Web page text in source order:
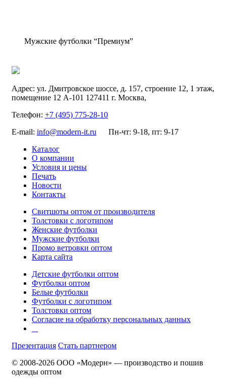
Мужские футболки “Премиум”
Адрес: ул. Дмитровское шоссе, д. 157, строение 12, 1 этаж,
помещение 12 А-101 127411 г. Москва,
Телефон: +7 (495) 775-28-10
E-mail: info@modern-it.ru
Пн-чт: 9-18, пт: 9-17
Каталог
О компании
Условия и цены
Печать
Новости
Контакты
Свитшоты оптом от производителя
Толстовки с логотипом
Женские футболки
Мужские футболки
Промо ветровки оптом
Карта сайта
Детские футболки оптом
Футболки оптом
Белые футболки
Футболки с логотипом
Толстовки оптом
Согласие на обработку персональных данных
Презентация Стать партнером
© 2008-2026 ООО «Модерн» — производство и пошив
одежды оптом